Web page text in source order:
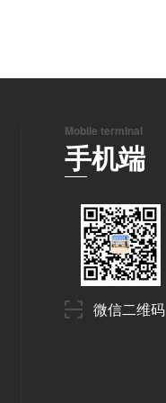
Mobile terminal
手机端
微信二维码